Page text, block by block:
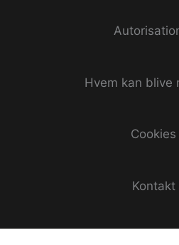
Hvem kan blive
Cookies
Kontakt